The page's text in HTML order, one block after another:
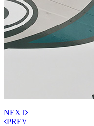
NEXT
PREV